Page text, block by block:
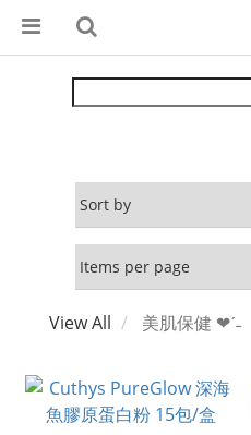
View All 美肌保健 ❤︎‬ˊ‪‪˗